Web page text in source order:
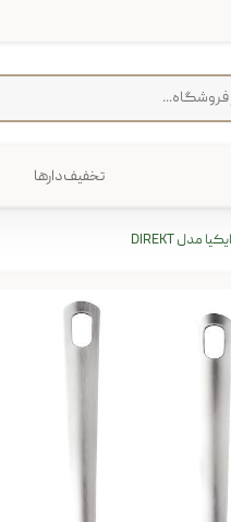
و فرش
تخفیف‌دارها